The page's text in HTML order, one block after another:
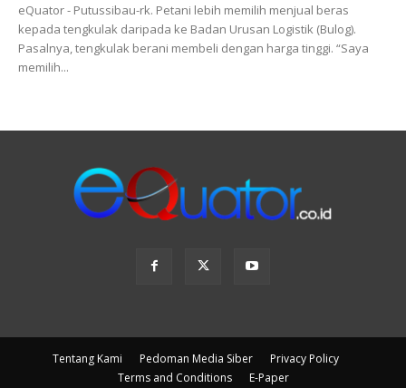
eQuator - Putussibau-rk. Petani lebih memilih menjual beras
kepada tengkulak daripada ke Badan Urusan Logistik (Bulog).
Pasalnya, tengkulak berani membeli dengan harga tinggi. “Saya
memilih...
Tentang Kami Pedoman Media Siber
Privacy Policy
Terms and Conditions
E-Paper